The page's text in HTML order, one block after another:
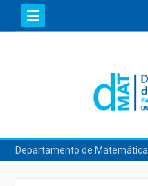
Departamento de Matemática